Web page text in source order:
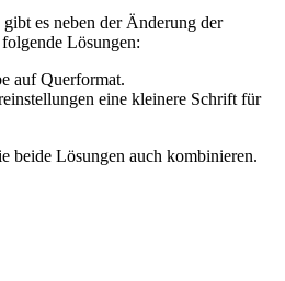
es neben der Änderung der
Lösungen:
auf Querformat.
eine kleinere Schrift für
beide Lösungen auch kombinieren.